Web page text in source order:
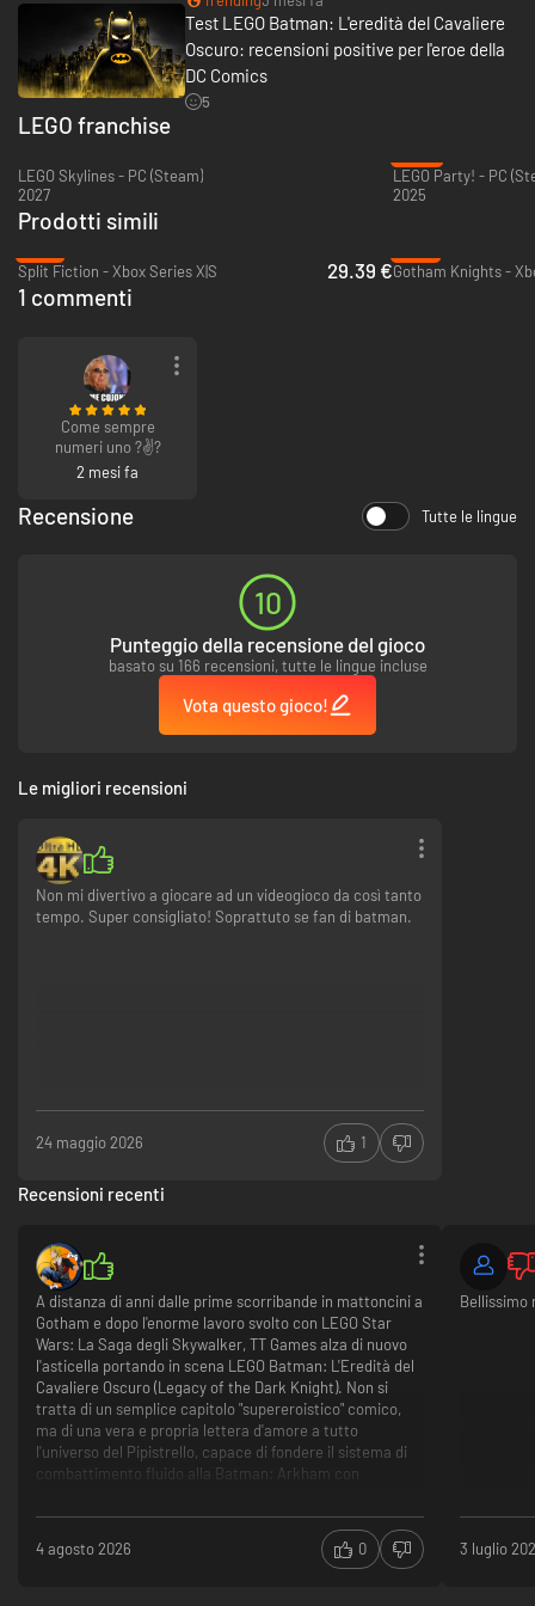
originale), 1 Batmobile e 1 set di oggetti per la Batcaverna.
LEGO Batman: L'Eredità del Cavaliere Oscuro è un gioco d'azione-
avventura creato da TT Games, i creatori di LEGO Star Wars: la Saga di
Skywalker.
**La Collezione del caos è un pacchetto DLC post lancio separato che
del Cavaliere Oscuro Deluxe Edition (richiede il gioco principale).
Test LEGO Batman: L'eredità del Cavaliere
Oscuro: recensioni positive per l'eroe della
DC Comics
5
LEGO franchise
LEGO Skylines - PC (Steam)
2027
LEGO Party! - PC
2025
Prodotti simili
Split Fiction - Xbox Series X|S
29.39 €Gotham Knights -
1 commenti
Come sempre
numeri uno ?✌️?
2 mesi fa
Recensione Tutte le lingue
10
Punteggio della recensione del gioco
basato su 166 recensioni, tutte le lingue incluse
Vota questo gioco!
Le migliori recensioni
Non mi divertivo a giocare ad un videogioco da così tanto
tempo. Super consigliato! Soprattuto se fan di batman.
24 maggio 2026 1
Recensioni recenti
A distanza di anni dalle prime scorribande in mattoncini a
Gotham e dopo l'enorme lavoro svolto con LEGO Star
Wars: La Saga degli Skywalker, TT Games alza di nuovo
l'asticella portando in scena LEGO Batman: L'Eredità del
Cavaliere Oscuro (Legacy of the Dark Knight). Non si
tratta di un semplice capitolo "supereroistico" comico,
ma di una vera e propria lettera d'amore a tutto
l'universo del Pipistrello, capace di fondere il sistema di
combattimento fluido alla Batman: Arkham con
Un'esperienza da Cavaliere Oscuro reinventataSviluppato
in Unreal Engine 5, il gioco offre una Gotham City open-
world visivamente mozzafiato, cupa ma allo stesso
4 agosto 2026 0
Bellissimo
3 luglio